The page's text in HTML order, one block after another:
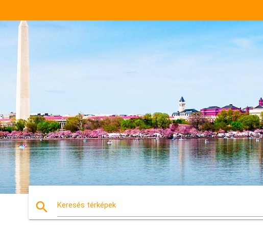
search Keresés térképek